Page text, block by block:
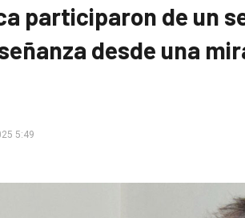
participaron de un
desde una
5:49